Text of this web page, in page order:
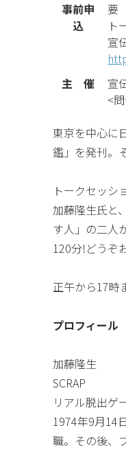
事前申
込
要
ト
宣
主 催
宣
<
東京を中心に
鑑」を発刊。
トークセッシ
加藤隆生氏と
す人」の二人
120分!どうぞ
正午から17時
プロフィール
加藤隆生
SCRAP
リアル脱出ゲ
1974年9月14
職。その後、